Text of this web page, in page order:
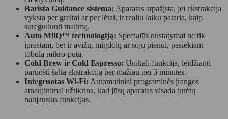
Barista Guidance sistema: Aparatas atpažįsta, jei ekstrakcija
vyksta per greitai ar per lėtai, ir realiu laiku pataria, kaip
sureguliuoti malimą.
Auto MilQ™ technologiją: Specialūs nustatymai ne tik
įprastam, bet ir avižų, migdolų ar sojų pienui, pasiekiant
tobulą mikro-putą.
Cold Brew ir Cold Espresso: Unikali funkcija, leidžianti
paruošti šaltą ekstrakciją per mažiau nei 3 minutes.
Integruotas Wi-Fi: Automatiniai programinės įrangos
atnaujinimai užtikrina, kad jūsų aparatas visada turėtų
naujausias funkcijas.